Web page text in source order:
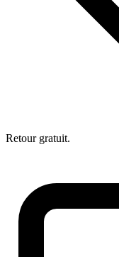
Retour gratuit.